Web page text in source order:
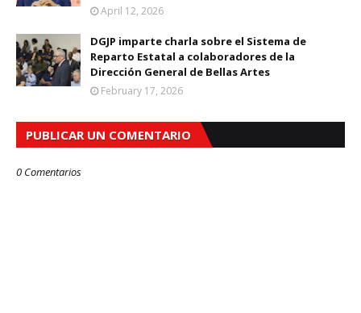
April 12, 2026
DGJP imparte charla sobre el Sistema de
Reparto Estatal a colaboradores de la
Dirección General de Bellas Artes
February 17, 2026
PUBLICAR UN COMENTARIO
0 Comentarios